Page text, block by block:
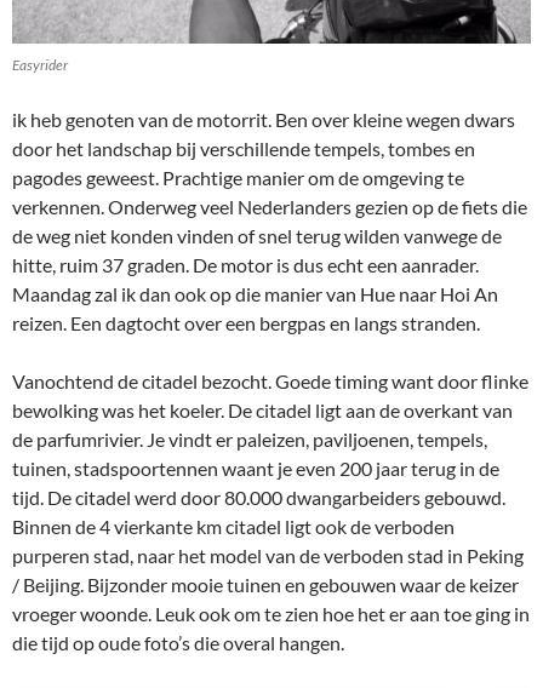
Easyrider
ik heb genoten van de motorrit. Ben over kleine wegen dwars
door het landschap bij verschillende tempels, tombes en
pagodes geweest. Prachtige manier om de omgeving te
verkennen. Onderweg veel Nederlanders gezien op de fiets die
de weg niet konden vinden of snel terug wilden vanwege de
hitte, ruim 37 graden. De motor is dus echt een aanrader.
Maandag zal ik dan ook op die manier van Hue naar Hoi An
reizen. Een dagtocht over een bergpas en langs stranden.
Vanochtend de citadel bezocht. Goede timing want door flinke
bewolking was het koeler. De citadel ligt aan de overkant van
de parfumrivier. Je vindt er paleizen, paviljoenen, tempels,
tuinen, stadspoortennen waant je even 200 jaar terug in de
tijd. De citadel werd door 80.000 dwangarbeiders gebouwd.
Binnen de 4 vierkante km citadel ligt ook de verboden
purperen stad, naar het model van de verboden stad in Peking
/ Beijing. Bijzonder mooie tuinen en gebouwen waar de keizer
vroeger woonde. Leuk ook om te zien hoe het er aan toe ging in
die tijd op oude foto’s die overal hangen.